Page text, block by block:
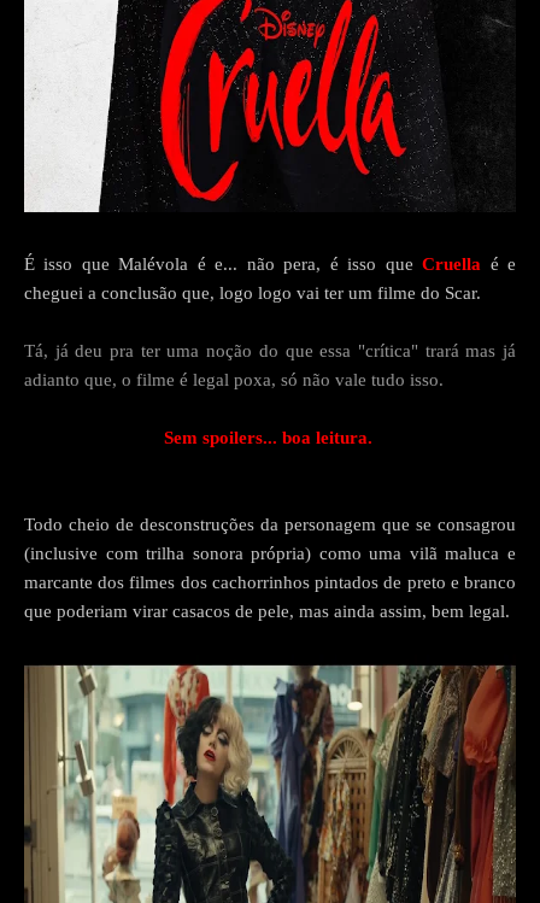
É isso que Malévola é e... não pera, é isso queCruella é e
cheguei a conclusão que, logo logo vai ter um filme do Scar.
Tá, já deu pra ter uma noção do que essa "crítica" trará mas já
adianto que, o filme é legal poxa, só não vale tudo isso.
Sem spoilers... boa leitura.
Todo cheio de desconstruções da personagem que se consagrou
(inclusive com trilha sonora própria) como uma vilã maluca e
marcante dos filmes dos cachorrinhos pintados de preto e branco
que poderiam virar casacos de pele, mas ainda assim, bem legal.